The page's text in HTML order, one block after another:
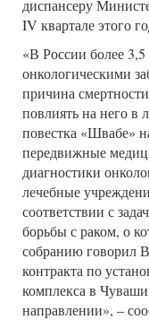
диспансеру
IV квартале этого
«В России более
онкологическими
причина
повлиять на него в
повестка «Швабе»
передвижные
диагностики
лечебные
соответствии с
борьбы с раком, о
собранию говорил
контракта по
комплекса в
направлении», –